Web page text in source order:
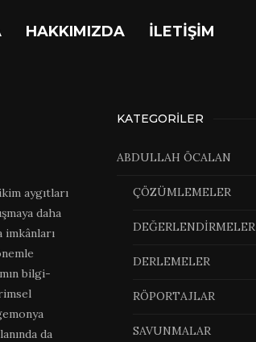
HAKKIMIZDA İLETİŞİM
aygıtları
daha
imkânları
bilgi-
da
KATEGORILER
ABDULLAH ÖCALAN
ÇÖZÜMLEMELER
DEĞERLENDİRMELER
DERLEMELER
RÖPORTAJLAR
SAVUNMALAR